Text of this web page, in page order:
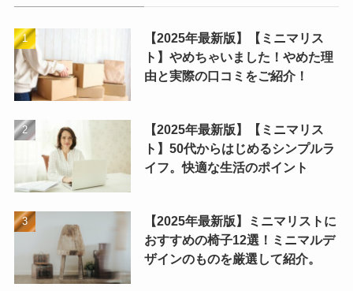
【2025年最新版】【ミニマリス
ト】やめちゃいました！やめた理
由と実際の口コミをご紹介！
【2025年最新版】【ミニマリス
ト】50代からはじめるシンプルラ
イフ。快適な生活のポイント
【2025年最新版】ミニマリストに
おすすめの椅子12選！ミニマルデ
ザインのものを厳選して紹介。